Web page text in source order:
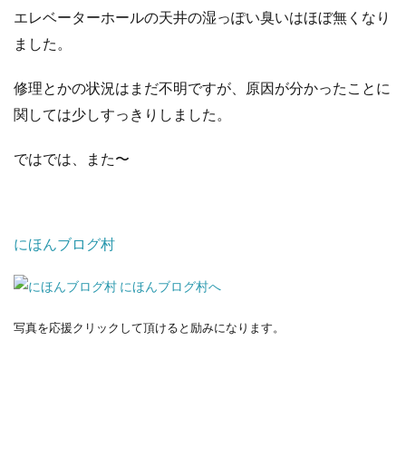
エレベーターホールの天井の湿っぽい臭いはほぼ無くなり
ました。
修理とかの状況はまだ不明ですが、原因が分かったことに
関しては少しすっきりしました。
ではでは、また〜
にほんブログ村
写真を応援クリックして頂けると励みになります。